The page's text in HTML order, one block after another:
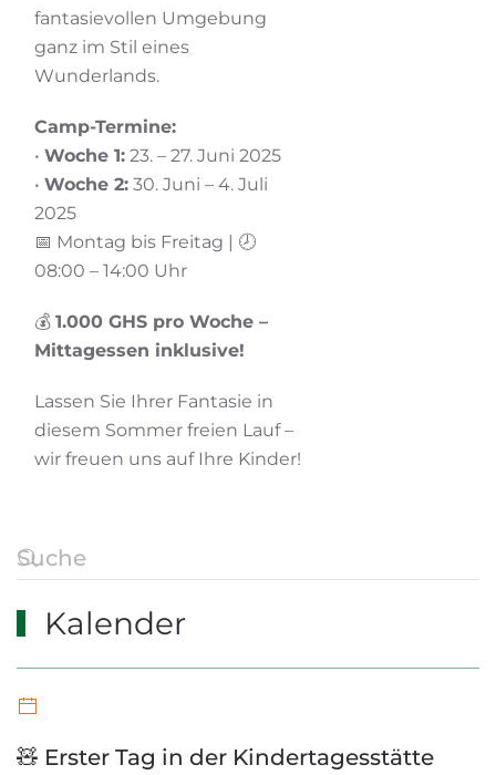
fantasievollen Umgebung
ganz im Stil eines
Wunderlands.
Camp-Termine:
• Woche 1: 23. – 27. Juni 2025
• Woche 2: 30. Juni – 4. Juli
2025
📅 Montag bis Freitag | 🕗
08:00 – 14:00 Uhr
💰 1.000 GHS pro Woche –
Mittagessen inklusive!
Lassen Sie Ihrer Fantasie in
diesem Sommer freien Lauf –
wir freuen uns auf Ihre Kinder!
Kalender
🧸 Erster Tag in der Kindertagesstätte